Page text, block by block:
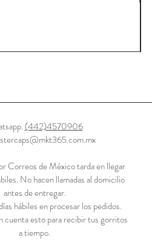
(442)4570906
Correos de México tarda en llegar
No hacen llamadas al domicilio
antes de entregar.
hábiles en procesar los pedidos.
cuenta esto para recibir tus gorritos
a tiempo.